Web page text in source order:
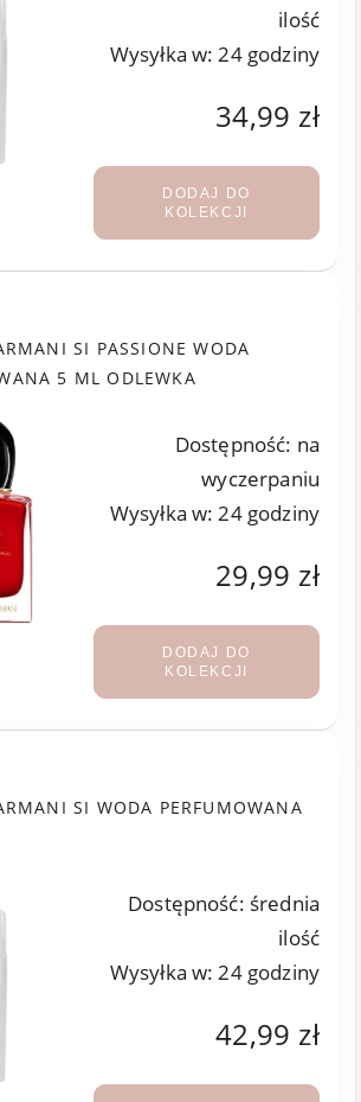
ilość
Wysyłka w: 24 godziny
34,99 zł
DODAJ DO
KOLEKCJI
SI PASSIONE WODA
5 ML ODLEWKA
Dostępność: na
wyczerpaniu
Wysyłka w: 24 godziny
29,99 zł
DODAJ DO
KOLEKCJI
SI WODA PERFUMOWANA
Dostępność: średnia
ilość
Wysyłka w: 24 godziny
42,99 zł